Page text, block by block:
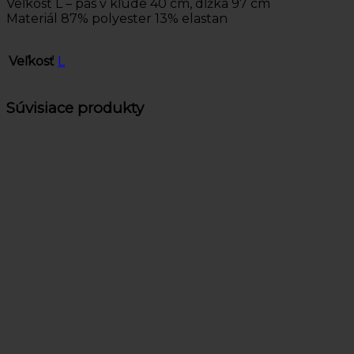
Veľkosť L – pás v kľude 40 cm, dĺžka 97 cm
Materiál 87% polyester 13% elastan
Veľkosť L
Súvisiace produkty